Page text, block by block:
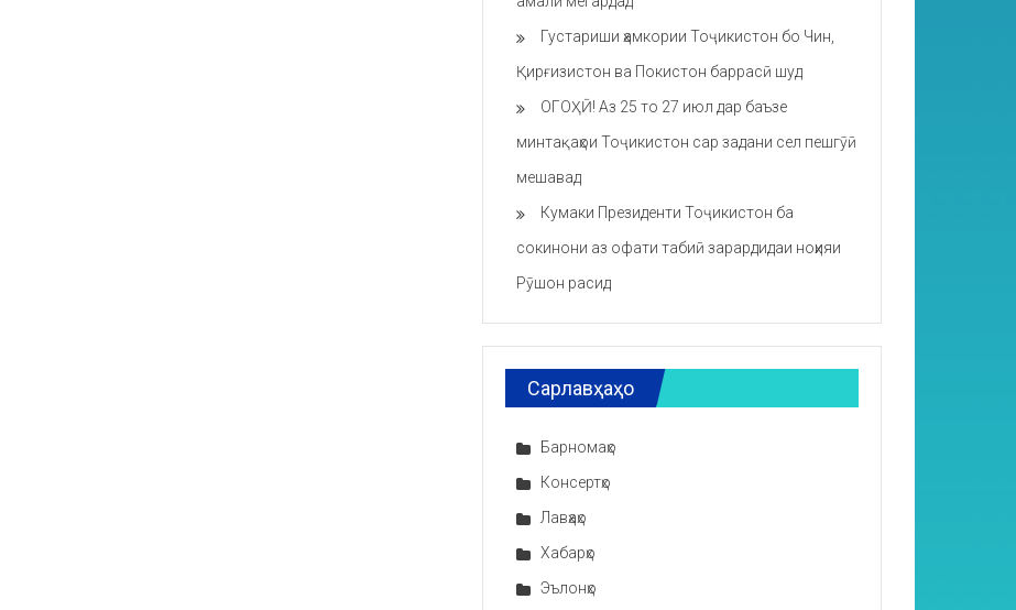
Густариши ҳамкории Тоҷикистон бо Чин,
Қирғизистон ва Покистон баррасӣ шуд
ОГОҲӢ! Аз 25 то 27 июл дар баъзе
минтақаҳои Тоҷикистон сар задани сел пешгӯӣ
мешавад
Кумаки Президенти Тоҷикистон ба
сокинони аз офати табиӣ зарардидаи ноҳияи
Рӯшон расид
Сарлавҳаҳо
Барномаҳо
Консертҳо
Лавҳаҳо
Хабарҳо
Эълонҳо